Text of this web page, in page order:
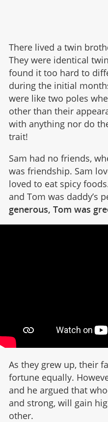
There lived a twin
They were identical
found it too hard to
during the initial
were like two poles
other than their
with anything nor do
trait!
Sam had no friends,
was friendship. Sam
loved to eat spicy
and Tom was daddy’s
generous, Tom was
As they grew up, their
fortune equally.
and he argued that
and strong, will gain
other.